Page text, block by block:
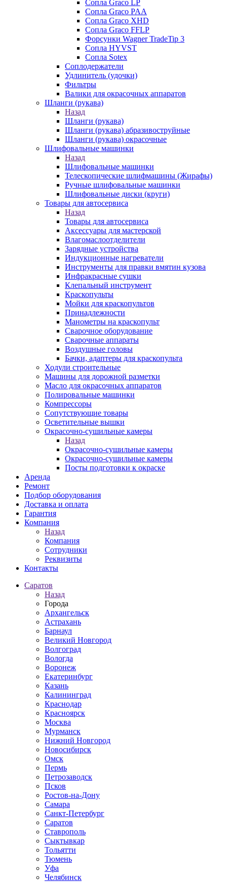
Сопла Graco LP
Сопла Graco PAA
Сопла Graco XHD
Сопла Graco FFLP
Форсунки Wagner TradeTip 3
Сопла HYVST
Сопла Sotex
Соплодержатели
Удлинитель (удочки)
Фильтры
Валики для окрасочных аппаратов
Шланги (рукава)
Назад
Шланги (рукава)
Шланги (рукава) абразивоструйные
Шланги (рукава) окрасочные
Шлифовальные машинки
Назад
Шлифовальные машинки
Телескопические шлифмашины (Жирафы)
Ручные шлифовальные машинки
Шлифовальные диски (круги)
Товары для автосервиса
Назад
Товары для автосервиса
Аксессуары для мастерской
Влагомаслоотделители
Зарядные устройства
Индукционные нагреватели
Инструменты для правки вмятин кузова
Инфракрасные сушки
Клепальный инструмент
Краскопульты
Мойки для краскопультов
Принадлежности
Манометры на краскопульт
Сварочное оборудование
Сварочные аппараты
Воздушные головы
Бачки, адаптеры для краскопульта
Ходули строительные
Машины для дорожной разметки
Масло для окрасочных аппаратов
Полировальные машинки
Компрессоры
Сопутствующие товары
Осветительные вышки
Окрасочно-сушильные камеры
Назад
Окрасочно-сушильные камеры
Окрасочно-сушильные камеры
Посты подготовки к окраске
Аренда
Ремонт
Подбор оборудования
Доставка и оплата
Гарантия
Компания
Назад
Компания
Сотрудники
Реквизиты
Контакты
Саратов
Назад
Города
Архангельск
Астрахань
Барнаул
Великий Новгород
Волгоград
Вологда
Воронеж
Екатеринбург
Казань
Калининград
Краснодар
Красноярск
Москва
Мурманск
Нижний Новгород
Новосибирск
Омск
Пермь
Петрозаводск
Псков
Ростов-на-Дону
Самара
Санкт-Петербург
Саратов
Ставрополь
Сыктывкар
Тольятти
Тюмень
Уфа
Челябинск